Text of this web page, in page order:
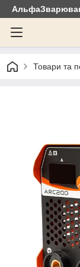
Товари та